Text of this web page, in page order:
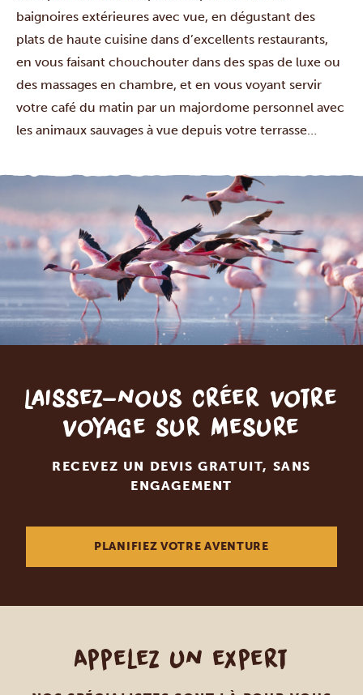
baignoires extérieures avec vue, en dégustant des
plats de haute cuisine dans d’excellents restaurants,
en vous faisant chouchouter dans des spas de luxe ou
des massages en chambre, et en vous voyant servir
votre café du matin par un majordome personnel avec
les animaux sauvages à vue depuis votre terrasse…
Laissez-nous créer votre
voyage sur mesure
RECEVEZ UN DEVIS GRATUIT, SANS
ENGAGEMENT
PLANIFIEZ VOTRE AVENTURE
Appelez un expert